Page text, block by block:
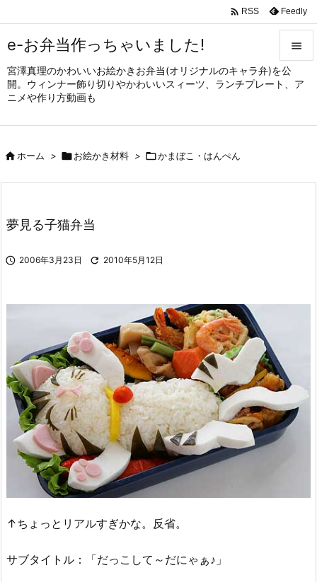
e-お弁当作っちゃいました!
宮澤真理のかわいいお絵かきお弁当(オリジナルのキャラ弁)を公
開。ウィンナー飾り切りやかわいいスィーツ、ランチプレート、ア
ニメや作り方動画も


メニュ
サイド

 RSS Feedly
ホーム > お絵かき材料 > かまぼこ・はんぺん
夢見る子猫弁当
 2006年3月23日  2010年5月12日
↑ちょっとリアルすぎかな。反省。
サブタイトル：「だっこして～だにゃぁ♪」